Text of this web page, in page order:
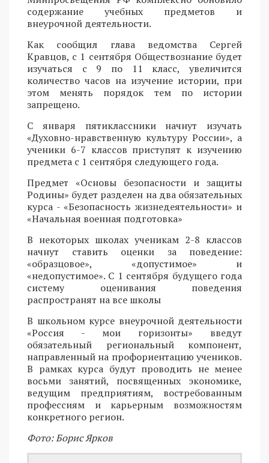
содержание учебных предметов и
внеурочной деятельности.
Как сообщил глава ведомства Сергей
Кравцов, с 1 сентября Обществознание будет
изучаться с 9 по 11 класс, увеличится
количество часов на изучение истории, при
этом менять порядок тем по истории
запрещено.
С января пятиклассники начнут изучать
«Духовно-нравственную культуру России», а
ученики 6-7 классов приступят к изучению
предмета с 1 сентября следующего года.
Предмет «Основы безопасности и защиты
Родины» будет разделен на два обязательных
курса - «Безопасность жизнедеятельности» и
«Начальная военная подготовка»
В некоторых школах ученикам 2-8 классов
начнут ставить оценки за поведение:
«образцовое», «допустимое» и
«недопустимое». С 1 сентября будущего года
систему оценивания поведения
распространят на все школы
В школьном курсе внеурочной деятельности
«Россия - мои горизонты» введут
обязательный региональный компонент,
направленный на профориентацию учеников.
В рамках курса будут проводить не менее
восьми занятий, посвященных экономике,
ведущим предприятиям, востребованным
профессиям и карьерным возможностям
конкретного регион.
Фото: Борис Ярков